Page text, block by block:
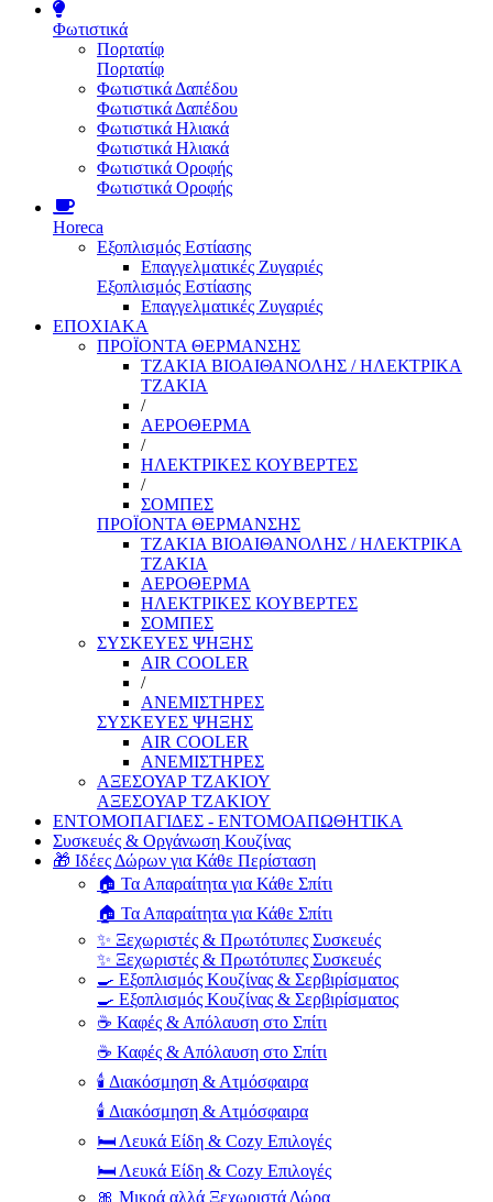
Φωτιστικά
Πορτατίφ
Πορτατίφ
Φωτιστικά Δαπέδου
Φωτιστικά Δαπέδου
Φωτιστικά Ηλιακά
Φωτιστικά Ηλιακά
Φωτιστικά Οροφής
Φωτιστικά Οροφής
Horeca
Εξοπλισμός Εστίασης
Επαγγελματικές Ζυγαριές
Εξοπλισμός Εστίασης
Επαγγελματικές Ζυγαριές
ΕΠΟΧΙΑΚΑ
ΠΡΟΪΟΝΤΑ ΘΕΡΜΑΝΣΗΣ
ΤΖΑΚΙΑ ΒΙΟΑΙΘΑΝΟΛΗΣ / ΗΛΕΚΤΡΙΚΑ
ΤΖΑΚΙΑ
/
ΑΕΡΟΘΕΡΜΑ
/
ΗΛΕΚΤΡΙΚΕΣ ΚΟΥΒΕΡΤΕΣ
/
ΣΟΜΠΕΣ
ΠΡΟΪΟΝΤΑ ΘΕΡΜΑΝΣΗΣ
ΤΖΑΚΙΑ ΒΙΟΑΙΘΑΝΟΛΗΣ / ΗΛΕΚΤΡΙΚΑ
ΤΖΑΚΙΑ
ΑΕΡΟΘΕΡΜΑ
ΗΛΕΚΤΡΙΚΕΣ ΚΟΥΒΕΡΤΕΣ
ΣΟΜΠΕΣ
ΣΥΣΚΕΥΕΣ ΨΗΞΗΣ
AIR COOLER
/
ΑΝΕΜΙΣΤΗΡΕΣ
ΣΥΣΚΕΥΕΣ ΨΗΞΗΣ
AIR COOLER
ΑΝΕΜΙΣΤΗΡΕΣ
ΑΞΕΣΟΥΑΡ ΤΖΑΚΙΟΥ
ΑΞΕΣΟΥΑΡ ΤΖΑΚΙΟΥ
ΕΝΤΟΜΟΠΑΓΙΔΕΣ - ΕΝΤΟΜΟΑΠΩΘΗΤΙΚΑ
Συσκευές & Οργάνωση Κουζίνας
🎁 Ιδέες Δώρων για Κάθε Περίσταση
🏠 Τα Απαραίτητα για Κάθε Σπίτι
🏠 Τα Απαραίτητα για Κάθε Σπίτι
✨ Ξεχωριστές & Πρωτότυπες Συσκευές
✨ Ξεχωριστές & Πρωτότυπες Συσκευές
🍳 Εξοπλισμός Κουζίνας & Σερβιρίσματος
🍳 Εξοπλισμός Κουζίνας & Σερβιρίσματος
☕ Καφές & Απόλαυση στο Σπίτι
☕ Καφές & Απόλαυση στο Σπίτι
🕯️ Διακόσμηση & Ατμόσφαιρα
🕯️ Διακόσμηση & Ατμόσφαιρα
🛏️ Λευκά Είδη & Cozy Επιλογές
🛏️ Λευκά Είδη & Cozy Επιλογές
🎀 Μικρά αλλά Ξεχωριστά Δώρα